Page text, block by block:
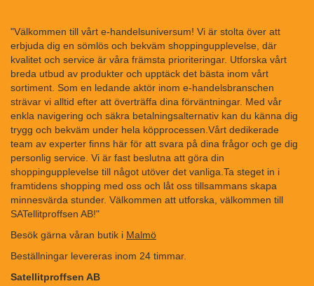
"Välkommen till vårt e-handelsuniversum! Vi är stolta över att
erbjuda dig en sömlös och bekväm shoppingupplevelse, där
kvalitet och service är våra främsta prioriteringar. Utforska vårt
breda utbud av produkter och upptäck det bästa inom vårt
sortiment. Som en ledande aktör inom e-handelsbranschen
strävar vi alltid efter att överträffa dina förväntningar. Med vår
enkla navigering och säkra betalningsalternativ kan du känna dig
trygg och bekväm under hela köpprocessen.Vårt dedikerade
team av experter finns här för att svara på dina frågor och ge dig
personlig service. Vi är fast beslutna att göra din
shoppingupplevelse till något utöver det vanliga.Ta steget in i
framtidens shopping med oss och låt oss tillsammans skapa
minnesvärda stunder. Välkommen att utforska, välkommen till
SATellitproffsen AB!"
Besök gärna våran butik i Malmö
Beställningar levereras inom 24 timmar.
Satellitproffsen AB